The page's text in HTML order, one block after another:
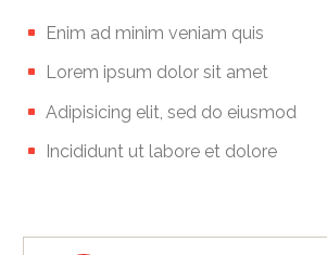
Enim ad minim veniam quis
Lorem ipsum dolor sit amet
Adipisicing elit, sed do eiusmod
Incididunt ut labore et dolore